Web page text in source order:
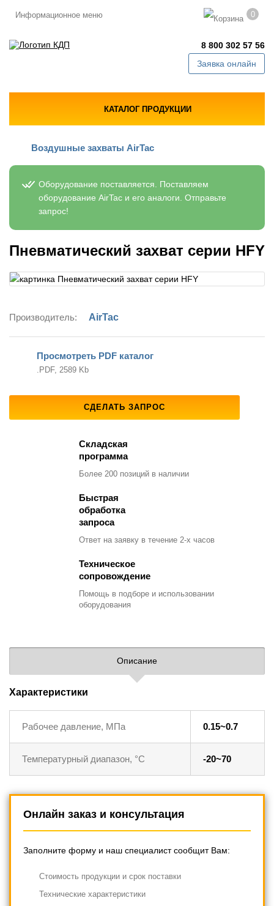
Информационное меню 0
8 800 302 57 56
Заявка онлайн
КАТАЛОГ ПРОДУКЦИИ
Воздушные захваты AirTac
Оборудование поставляется. Поставляем
оборудование AirTac и его аналоги. Отправьте
запрос!
Пневматический захват серии HFY
Производитель: AirTac
Просмотреть PDF каталог
.PDF, 2589 Kb
СДЕЛАТЬ ЗАПРОС
Складская
программа
Более 200 позиций в наличии
Быстрая
обработка
запроса
Ответ на заявку в течение 2-х часов
Техническое
сопровождение
Помощь в подборе и использовании
оборудования
Описание
Характеристики
Рабочее давление, МПа 0.15~0.7
Температурный диапазон, °C -20~70
Онлайн заказ и консультация
Заполните форму и наш специалист сообщит Вам:
Cтоимость продукции и срок поставки
Технические характеристики